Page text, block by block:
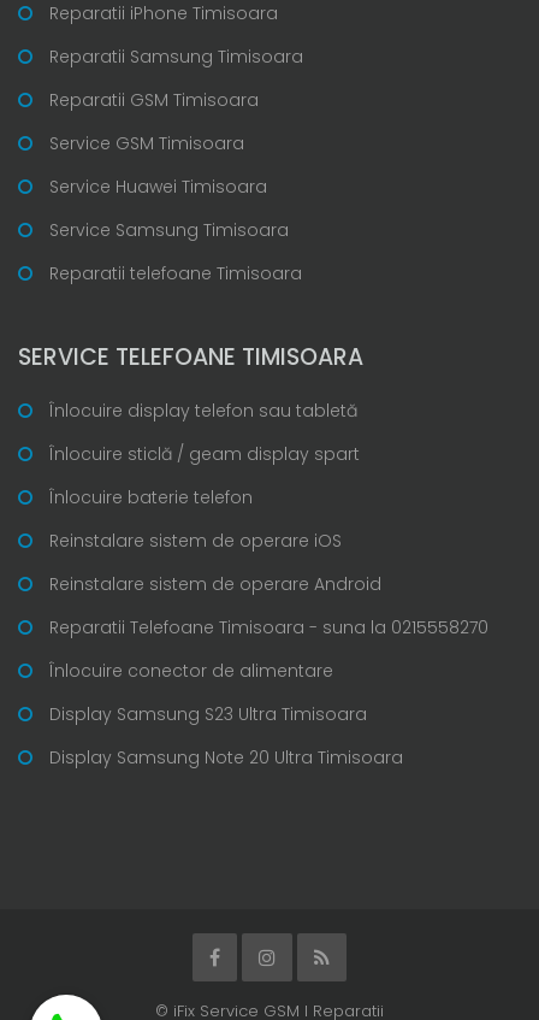
Reparatii iPhone Timisoara
Reparatii Samsung Timisoara
Reparatii GSM Timisoara
Service GSM Timisoara
Service Huawei Timisoara
Service Samsung Timisoara
Reparatii telefoane Timisoara
SERVICE TELEFOANE TIMISOARA
Înlocuire display telefon sau tabletă
Înlocuire sticlă / geam display spart
Înlocuire baterie telefon
Reinstalare sistem de operare iOS
Reinstalare sistem de operare Android
Reparatii Telefoane Timisoara - suna la 0215558270
Înlocuire conector de alimentare
Display Samsung S23 Ultra Timisoara
Display Samsung Note 20 Ultra Timisoara
© iFix Service GSM I Reparatii